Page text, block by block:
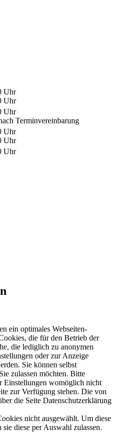
Uhr
Uhr
Uhr
Terminvereinbarung
Uhr
Uhr
Uhr
ein optimales Webseiten-
die für den Betrieb der
die lediglich zu anonymen
oder zur Anzeige
Sie können selbst
zulassen möchten. Bitte
Einstellungen womöglich nicht
zur Verfügung stehen. Die von
die Seite Datenschutzerklärung
nicht ausgewählt. Um diese
sie diese per Auswahl zulassen.